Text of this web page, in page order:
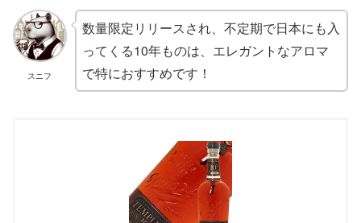
スニフ
数量限定リリースされ、不定期で日本にも入
ってくる10年ものは、エレガントなアロマ
で特におすすめです！